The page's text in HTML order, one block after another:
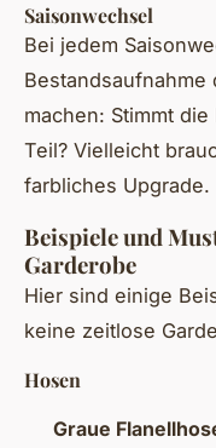
Saisonwechsel
Bei jedem
machen: Stimmt
Teil? Vielleicht
farbliches Upgrade.
Beispiele und
Garderobe
Hier sind einige
keine zeitlose
Hosen
Graue